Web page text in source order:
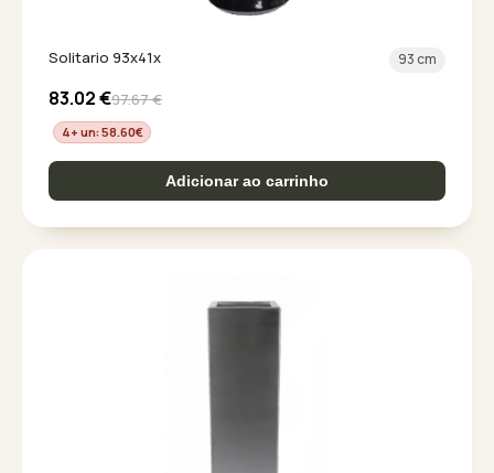
Solitario 93x41x 93 cm
83.02€97.67€
4+ un: 58.60€
Adicionar ao carrinho